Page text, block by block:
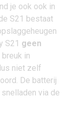
je ook ook in
S21 bestaat
S21 geen
in
niet zelf
De batterij
via de